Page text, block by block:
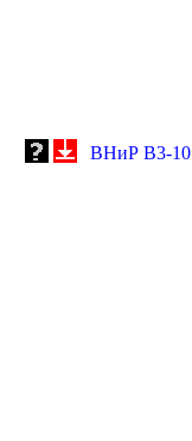
ВНиР В3-10